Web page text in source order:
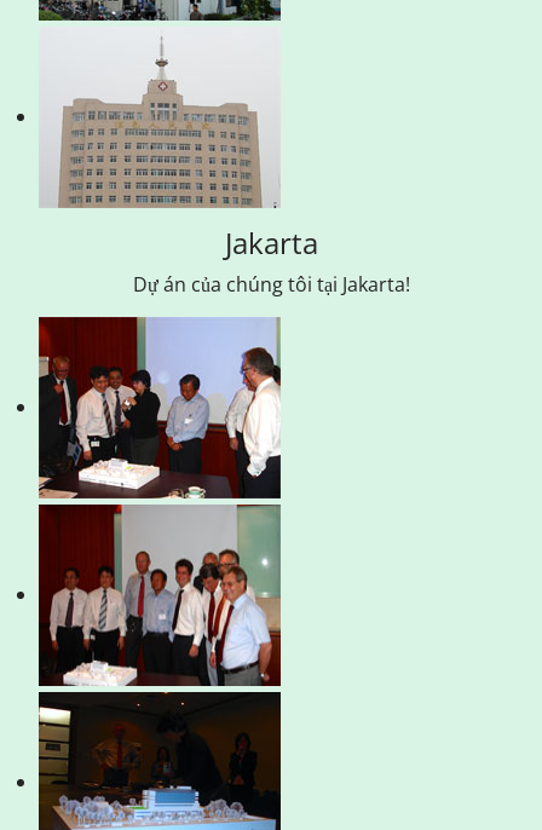
Jakarta
Dự án của chúng tôi tại Jakarta!